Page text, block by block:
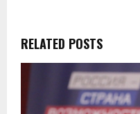
RELATED POSTS